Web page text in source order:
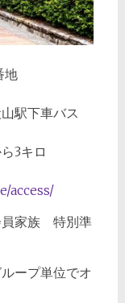
地
駅下車バス
3キロ
access/
家族 特別準
プ単位でオ